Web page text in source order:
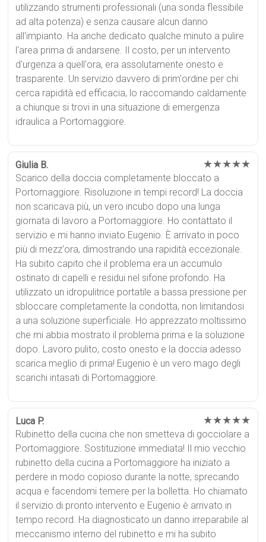
utilizzando strumenti professionali (una sonda flessibile
ad alta potenza) e senza causare alcun danno
all'impianto. Ha anche dedicato qualche minuto a pulire
l'area prima di andarsene. Il costo, per un intervento
d'urgenza a quell'ora, era assolutamente onesto e
trasparente. Un servizio davvero di prim'ordine per chi
cerca rapidità ed efficacia, lo raccomando caldamente
a chiunque si trovi in una situazione di emergenza
idraulica a Portomaggiore.
Giulia B. ★★★★★
Scarico della doccia completamente bloccato a
Portomaggiore. Risoluzione in tempi record! La doccia
non scaricava più, un vero incubo dopo una lunga
giornata di lavoro a Portomaggiore. Ho contattato il
servizio e mi hanno inviato Eugenio. È arrivato in poco
più di mezz'ora, dimostrando una rapidità eccezionale.
Ha subito capito che il problema era un accumulo
ostinato di capelli e residui nel sifone profondo. Ha
utilizzato un idropulitrice portatile a bassa pressione per
sbloccare completamente la condotta, non limitandosi
a una soluzione superficiale. Ho apprezzato moltissimo
che mi abbia mostrato il problema prima e la soluzione
dopo. Lavoro pulito, costo onesto e la doccia adesso
scarica meglio di prima! Eugenio è un vero mago degli
scarichi intasati di Portomaggiore.
Luca P. ★★★★★
Rubinetto della cucina che non smetteva di gocciolare a
Portomaggiore. Sostituzione immediata! Il mio vecchio
rubinetto della cucina a Portomaggiore ha iniziato a
perdere in modo copioso durante la notte, sprecando
acqua e facendomi temere per la bolletta. Ho chiamato
il servizio di pronto intervento e Eugenio è arrivato in
tempo record. Ha diagnosticato un danno irreparabile al
meccanismo interno del rubinetto e mi ha subito